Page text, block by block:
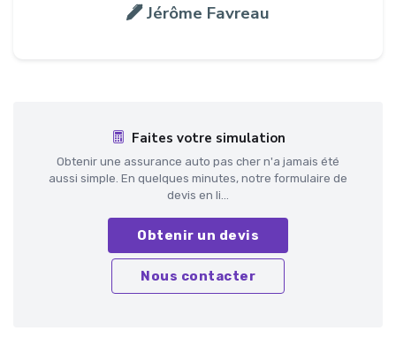
Jérôme Favreau
Faites votre simulation
Obtenir une assurance auto pas cher n'a jamais été
aussi simple. En quelques minutes, notre formulaire de
devis en li...
Obtenir un devis
Nous contacter